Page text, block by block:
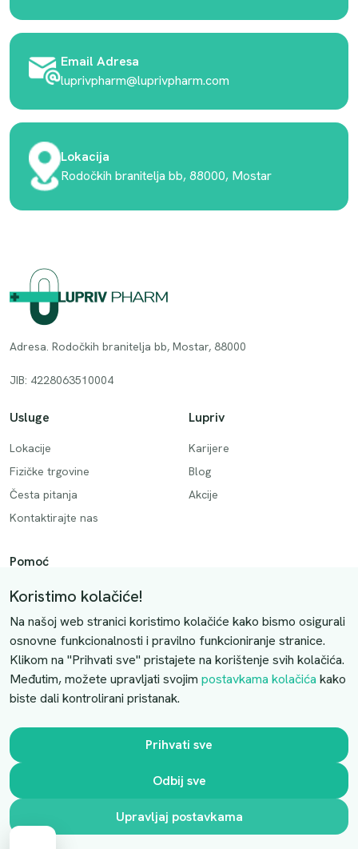
Email Adresa
luprivpharm@luprivpharm.com
Lokacija
Rodočkih branitelja bb, 88000, Mostar
Adresa. Rodočkih branitelja bb, Mostar, 88000
JIB: 4228063510004
Usluge
Lokacije
Fizičke trgovine
Česta pitanja
Kontaktirajte nas
Lupriv
Karijere
Blog
Akcije
Pomoć
Način plaćanja
Dostava
Povrati i otkazivanje
Uslovi kupovine
Kontaktirajte nas
Slobodno nas kontaktirajte putem e-maila:
luprivpharm@luprivpharm.com
Ova stranica je zaštićena reCAPTCHA sustavom
Koristimo kolačiće!
Na našoj web stranici koristimo kolačiće kako bismo osigurali
osnovne funkcionalnosti i pravilno funkcioniranje stranice.
Klikom na "Prihvati sve" pristajete na korištenje svih kolačića.
Međutim, možete upravljati svojim postavkama kolačića kako
biste dali kontrolirani pristanak.
Prihvati sve
Odbij sve
Upravljaj postavkama